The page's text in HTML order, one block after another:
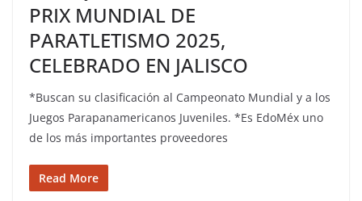
PRIX MUNDIAL DE
PARATLETISMO 2025,
CELEBRADO EN JALISCO
*Buscan su clasificación al Campeonato Mundial y a los
Juegos Parapanamericanos Juveniles. *Es EdoMéx uno
de los más importantes proveedores
Read More